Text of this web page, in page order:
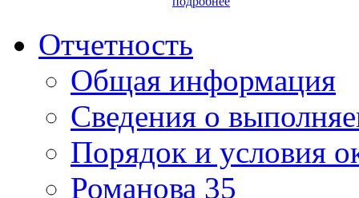
Отчетность
Общая информация
Сведения о
Порядок и условия
Романова 35